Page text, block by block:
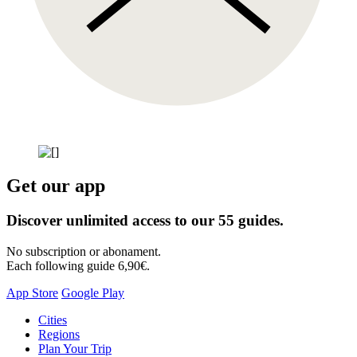
Get our app
Discover unlimited access to our 55 guides.
No subscription or abonament.
Each following guide 6,90€.
App Store Google Play
Skip
content
Cities
Regions
Plan Your Trip